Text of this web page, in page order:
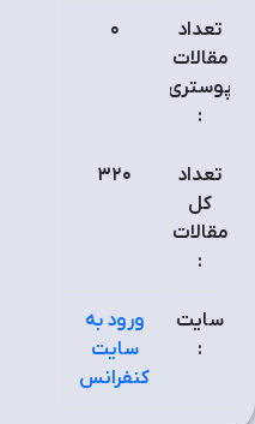
تعداد
مقالات
پوستری
:
٠
تعداد
کل
مقالات
:
٣۲٠
سایت
:
ورود به
سایت
کنفرانس